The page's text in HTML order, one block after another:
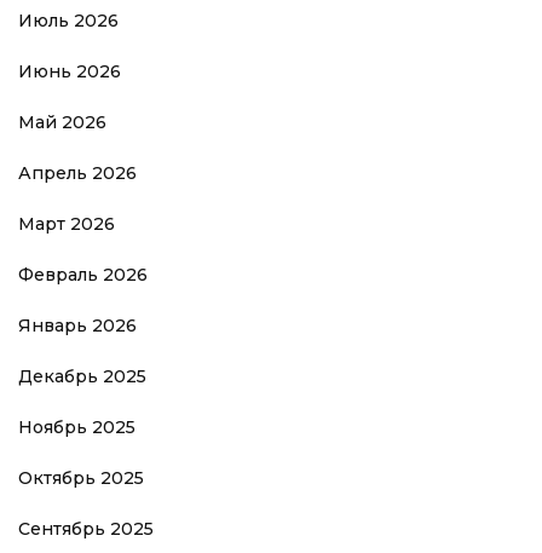
Июль 2026
Июнь 2026
Май 2026
Апрель 2026
Март 2026
Февраль 2026
Январь 2026
Декабрь 2025
Ноябрь 2025
Октябрь 2025
Сентябрь 2025